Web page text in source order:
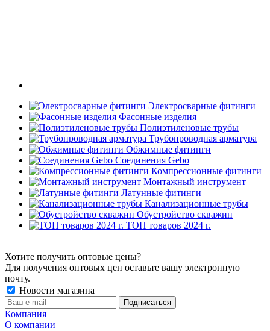
Электросварные фитинги
Фасонные изделия
Полиэтиленовые трубы
Трубопроводная арматура
Обжимные фитинги
Соединения Gebo
Компрессионные фитинги
Монтажный инструмент
Латунные фитинги
Канализационные трубы
Обустройство скважин
ТОП товаров 2024 г.
Хотите получить оптовые цены?
Для получения оптовых цен оставьте вашу электронную
почту.
Новости магазина
Компания
О компании